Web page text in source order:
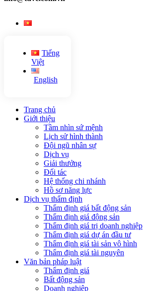
Tiếng
Việt
English
Trang chủ
Giới thiệu
Tầm nhìn sứ mệnh
Lịch sử hình thành
Đội ngũ nhân sự
Dịch vụ
Giải thưởng
Đối tác
Hệ thống chi nhánh
Hồ sơ năng lực
Dịch vụ thẩm định
Thẩm định giá bất động sản
Thẩm định giá động sản
Thẩm định giá trị doanh nghiệp
Thẩm định giá dự án đầu tư
Thẩm định giá tài sản vô hình
Thẩm định giá tài nguyên
Văn bản pháp luật
Thẩm định giá
Bất động sản
Doanh nghiệp